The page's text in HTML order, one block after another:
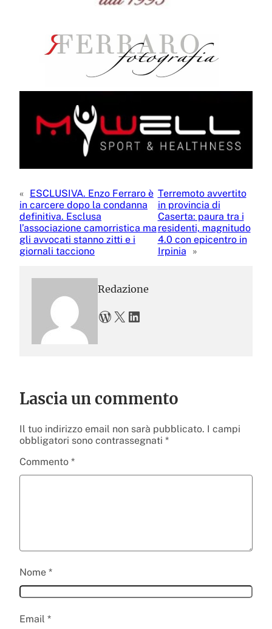
« ESCLUSIVA. Enzo Ferraro è
in carcere dopo la condanna
definitiva. Esclusa
l’associazione camorristica ma
gli avvocati stanno zitti e i
giornali tacciono
Terremoto avvertito
in provincia di
Caserta: paura tra i
residenti, magnitudo
4.0 con epicentro in
Irpinia
»
Redazione
WordPress X LinkedIn
Lascia un commento
Il tuo indirizzo email non sarà pubblicato. I campi
obbligatori sono contrassegnati *
Commento *
Nome *
Email *